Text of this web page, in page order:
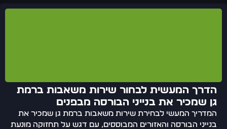
הדרך המעשית לבחור שירות משאבות ברמת
גן שמכיר את בנייני הבורסה מבפנים
המדריך המעשי לבחירת שירות משאבות ברמת גן שמכיר את
בנייני הבורסה והאזורים המבוססים, עם דגש על תחזוקה מונעת